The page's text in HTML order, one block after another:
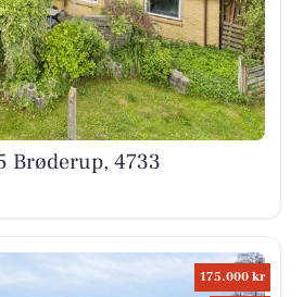
Brøderup, 4733
175.000 kr